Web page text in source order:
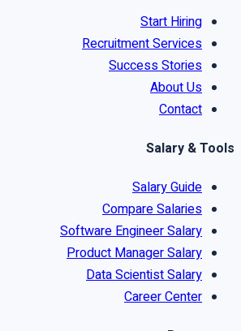
Start Hiring
Recruitment Services
Success Stories
About Us
Contact
Salary & Tools
Salary Guide
Compare Salaries
Software Engineer Salary
Product Manager Salary
Data Scientist Salary
Career Center